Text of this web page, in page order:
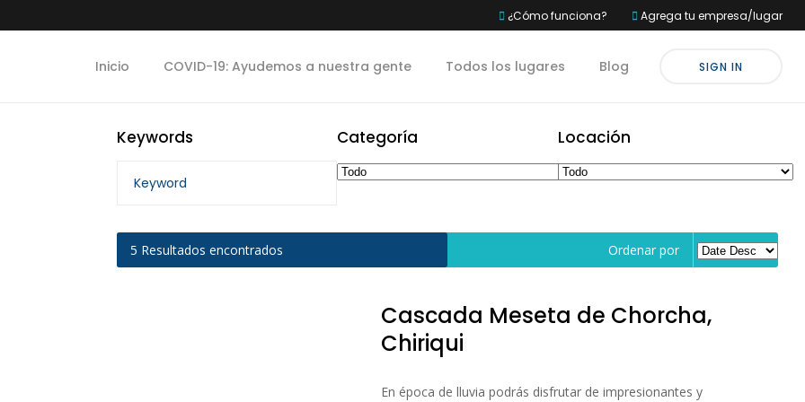
¿Cómo funciona? Agrega tu empresa/lugar
Inicio COVID-19: Ayudemos a nuestra gente Todos los lugares Blog SIGN IN
Keywords Categoría Locación
5 Resultados encontrados Ordenar por
Cascada Meseta de Chorcha,
Chiriqui
En época de lluvia podrás disfrutar de impresionantes y